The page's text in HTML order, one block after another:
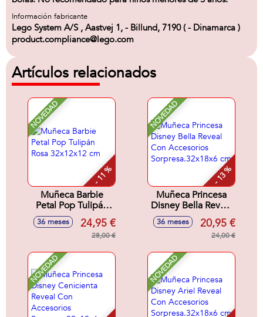
Información fabricante
Lego System A/S , Aastvej 1, - Billund, 7190 ( - Dinamarca )
product.compliance@lego.com
Artículos relacionados
NOVEDAD
- 11 %
Muñeca Barbie
Petal Pop Tulipán
Rosa 32x12x12 cm
36 meses 24,95 €
28,00 €
NOVEDAD
- 13 %
Muñeca Princesa
Disney Bella Reveal
Con Accesorios
Sorpresa.32x18x6
36 meses 20,95 €
24,00 €
NOVEDAD NOVEDAD